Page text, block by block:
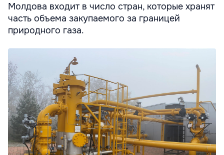
Молдова входит в число стран, которые хранят
часть объема закупаемого за границей
природного газа.